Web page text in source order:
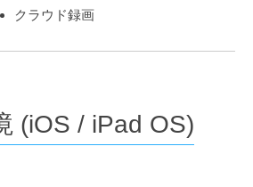
クラウド録画
(iOS / iPad OS)